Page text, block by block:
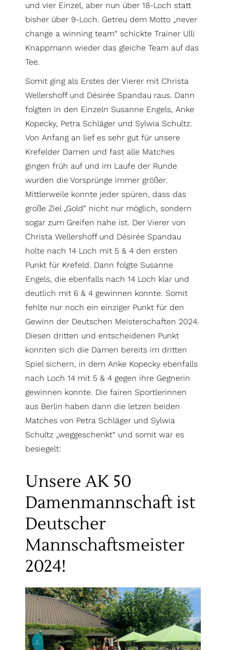
und vier Einzel, aber nun über 18-Loch statt
bisher über 9-Loch. Getreu dem Motto „never
change a winning team“ schickte Trainer Ulli
Knappmann wieder das gleiche Team auf das
Tee.
Somit ging als Erstes der Vierer mit Christa
Wellershoff und Désirée Spandau raus. Dann
folgten in den Einzeln Susanne Engels, Anke
Kopecky, Petra Schläger und Sylwia Schultz.
Von Anfang an lief es sehr gut für unsere
Krefelder Damen und fast alle Matches
gingen früh auf und im Laufe der Runde
wurden die Vorsprünge immer größer.
Mittlerweile konnte jeder spüren, dass das
große Ziel „Gold“ nicht nur möglich, sondern
sogar zum Greifen nahe ist. Der Vierer von
Christa Wellershoff und Désirée Spandau
holte nach 14 Loch mit 5 & 4 den ersten
Punkt für Krefeld. Dann folgte Susanne
Engels, die ebenfalls nach 14 Loch klar und
deutlich mit 6 & 4 gewinnen konnte. Somit
fehlte nur noch ein einziger Punkt für den
Gewinn der Deutschen Meisterschaften 2024.
Diesen dritten und entscheidenen Punkt
konnten sich die Damen bereits im dritten
Spiel sichern, in dem Anke Kopecky ebenfalls
nach Loch 14 mit 5 & 4 gegen ihre Gegnerin
gewinnen konnte. Die fairen Sportlerinnen
aus Berlin haben dann die letzen beiden
Matches von Petra Schläger und Sylwia
Schultz „weggeschenkt“ und somit war es
besiegelt:
Unsere AK 50
Damenmannschaft ist
Deutscher
Mannschaftsmeister
2024!